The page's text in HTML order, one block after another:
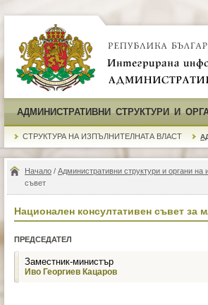
АДМИНИСТРАТИВНИ СТРУКТУРИ И
СТРУКТУРА НА ИЗПЪЛНИТЕЛНАТА ВЛАСТ
Начало / Административни структури и органи на
съвет
Национален консултативен съвет за
ПРЕДСЕДАТЕЛ
Заместник-министър
Иво Георгиев Кацаров